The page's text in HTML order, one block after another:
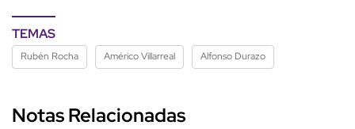
TEMAS
Rubén Rocha Américo Villarreal Alfonso Durazo
Notas Relacionadas